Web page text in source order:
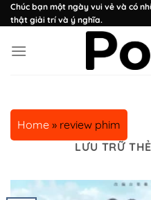
Chuyển
đến
dung
Chúc bạn một ngày vui vẻ và có
thật giải trí và ý nghĩa.
Home » review phim
LƯU TRỮ